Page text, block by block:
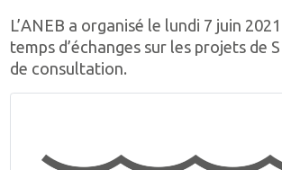
L’ANEB a organisé le lundi 7 juin
temps d’échanges sur les projets de
de consultation.